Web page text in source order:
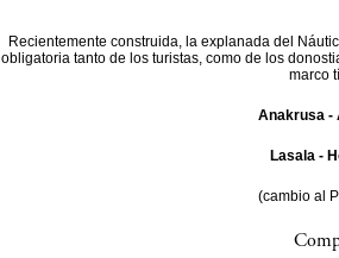
Recientemente construida, la explanada del
obligatoria tanto de los turistas, como de los
marco
Anakrusa -
Lasala -
(cambio al